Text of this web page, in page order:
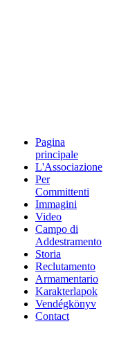
Pagina
principale
L'Associazione
Per
Committenti
Immagini
Video
Campo di
Addestramento
Storia
Reclutamento
Armamentario
Karakterlapok
Vendégkönyv
Contact